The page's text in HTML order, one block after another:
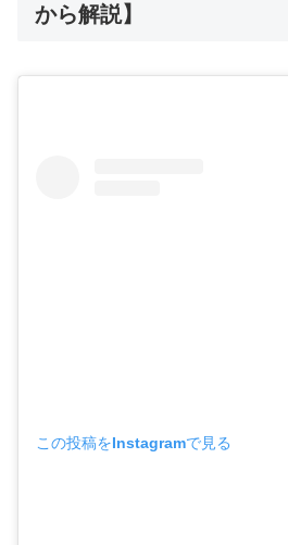
から解説】
この投稿をInstagramで見る